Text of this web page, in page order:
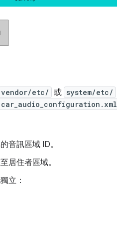
vendor/etc/ 或 system/etc/
car_audio_configuration.xml
音訊區域 ID。
居住者區域。
立：